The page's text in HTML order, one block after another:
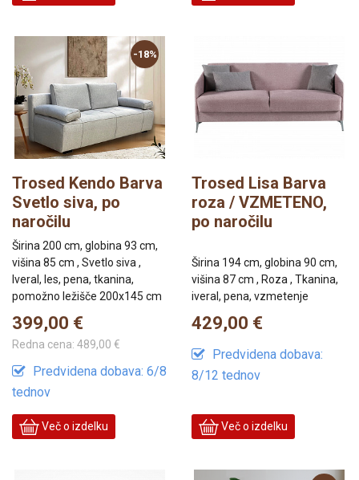
-18%
Trosed Kendo Barva
Svetlo siva, po
naročilu
Širina 200 cm, globina 93 cm,
višina 85 cm , Svetlo siva ,
Iveral, les, pena, tkanina,
pomožno ležišče 200x145 cm
399,00 €
Redna cena: 489,00 €
Predvidena dobava: 6/8
tednov
Več o izdelku
Trosed Lisa Barva
roza / VZMETENO,
po naročilu
Širina 194 cm, globina 90 cm,
višina 87 cm , Roza , Tkanina,
iveral, pena, vzmetenje
429,00 €
Predvidena dobava:
8/12 tednov
Več o izdelku